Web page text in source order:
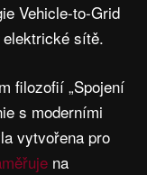
Vehicle-to-Grid
sítě.
filozofií „Spojení
s moderními
vytvořena pro
na